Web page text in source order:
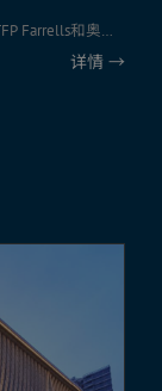
Farrells和奥雅
城市中罕见独
外墙设有LED
大楼的具体设
详情→